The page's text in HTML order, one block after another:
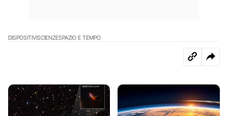
DISPOSITIVISCIENZESPAZIO E TEMPO